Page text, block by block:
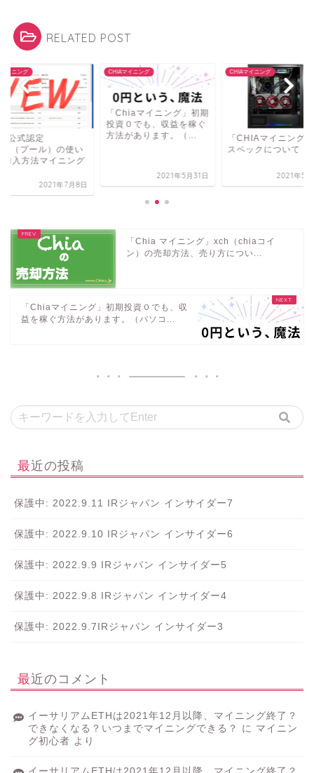
RELATED POST
イニング
公式認定
（プール）の使い
加入方法マイニング
2021年7月8日
CHIAマイニング
「Chiaマイニング」初期
投資０でも、収益を稼ぐ
方法があります。（...
2021年5月31日
CHIAマイニング
「CHIAマイニング
スペックについて
2021年5
「Chia マイニング」xch（chiaコイ
ン）の売却方法、売り方につい...
「Chiaマイニング」初期投資０でも、収
益を稼ぐ方法があります。（パソコ...
最近の投稿
保護中: 2022.9.11 IRジャパン インサイダー7
保護中: 2022.9.10 IRジャパン インサイダー6
保護中: 2022.9.9 IRジャパン インサイダー5
保護中: 2022.9.8 IRジャパン インサイダー4
保護中: 2022.9.7IRジャパン インサイダー3
最近のコメント
イーサリアムETHは2021年12月以降、マイニング終了？
できなくなる？いつまでマイニングできる？
に マイニン
グ初心者 より